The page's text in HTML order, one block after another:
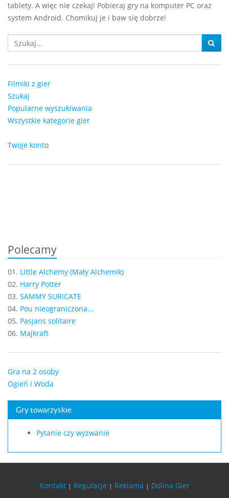
tablety. A więc nie czekaj! Pobieraj gry na komputer PC oraz
system Android. Chomikuj je i baw się dobrze!
Filmiki z gier
Szukaj
Popularne wyszukiwania
Wszystkie kategorie gier
Twoje konto
Polecamy
01. Little Alchemy (Mały Alchemik)
02. Harry Potter
03. SAMMY SURICATE
04. Pou nieograniczona...
05. Pasjans solitaire
06. Majkraft
Gra na 2 osoby
Ogień i Woda
Gry towarzyskie
Pytanie czy wyzwanie
Kontakt | Regulacje | Reklama | Dolina Gier